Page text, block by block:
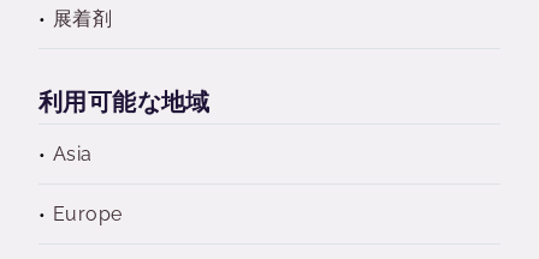
展着剤
利用可能な地域
Asia
Europe